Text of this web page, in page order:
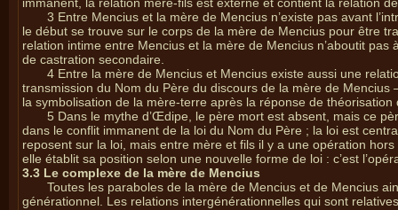
3 Entre Mencius et la mère de Mencius n’existe pas avant
le début se trouve sur le corps de la mère de Mencius pour être
relation intime entre Mencius et la mère de Mencius n’aboutit
de castration secondaire.
4 Entre la mère de Mencius et Mencius existe aussi une
transmission du Nom du Père du discours de la mère de
la symbolisation de la mère-terre après la réponse de théorisation
5 Dans le mythe d’Œdipe, le père mort est absent, mais ce
dans le conflit immanent de la loi du Nom du Père ; la loi est
reposent sur la loi, mais entre mère et fils il y a une opération
elle établit sa position selon une nouvelle forme de loi : c’est
3.3 Le complexe de la mère de Mencius
Toutes les paraboles de la mère de Mencius et de Mencius
générationnel. Les relations intergénérationnelles qui sont